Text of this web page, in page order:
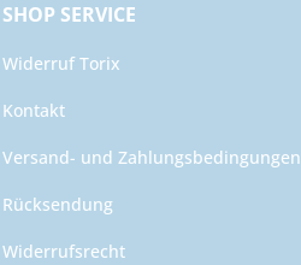
SHOP SERVICE
Widerruf Torix
Kontakt
Versand- und Zahlungsbedingungen
Rücksendung
Widerrufsrecht